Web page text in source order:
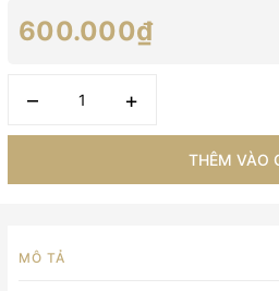
600.000₫
– +
THÊM VÀO
MÔ TẢ